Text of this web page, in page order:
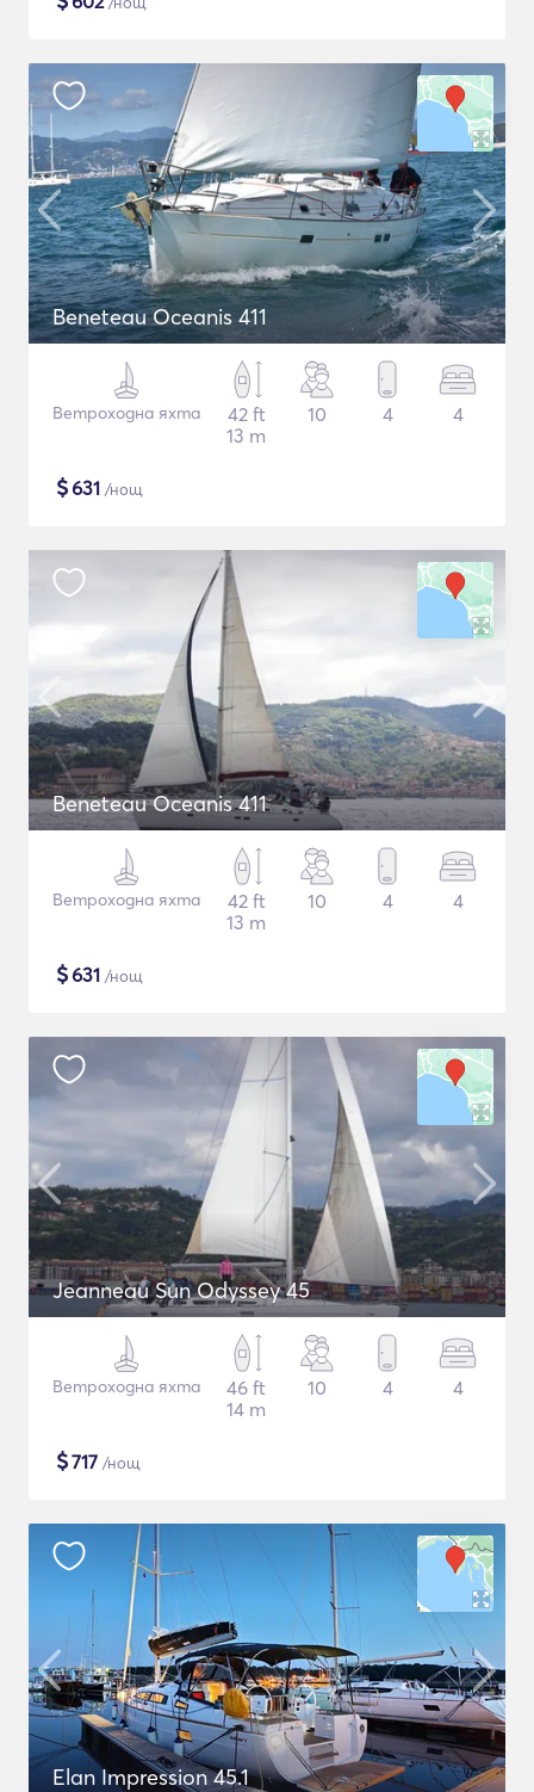
Beneteau Oceanis 411
Ветроходна яхта
42 ft
13 m
10 4 4
$631 /нощ
Beneteau Oceanis 411
Ветроходна яхта
42 ft
13 m
10 4 4
$631 /нощ
Jeanneau Sun Odyssey 45
Ветроходна яхта
46 ft
14 m
10 4 4
$717 /нощ
Elan Impression 45.1